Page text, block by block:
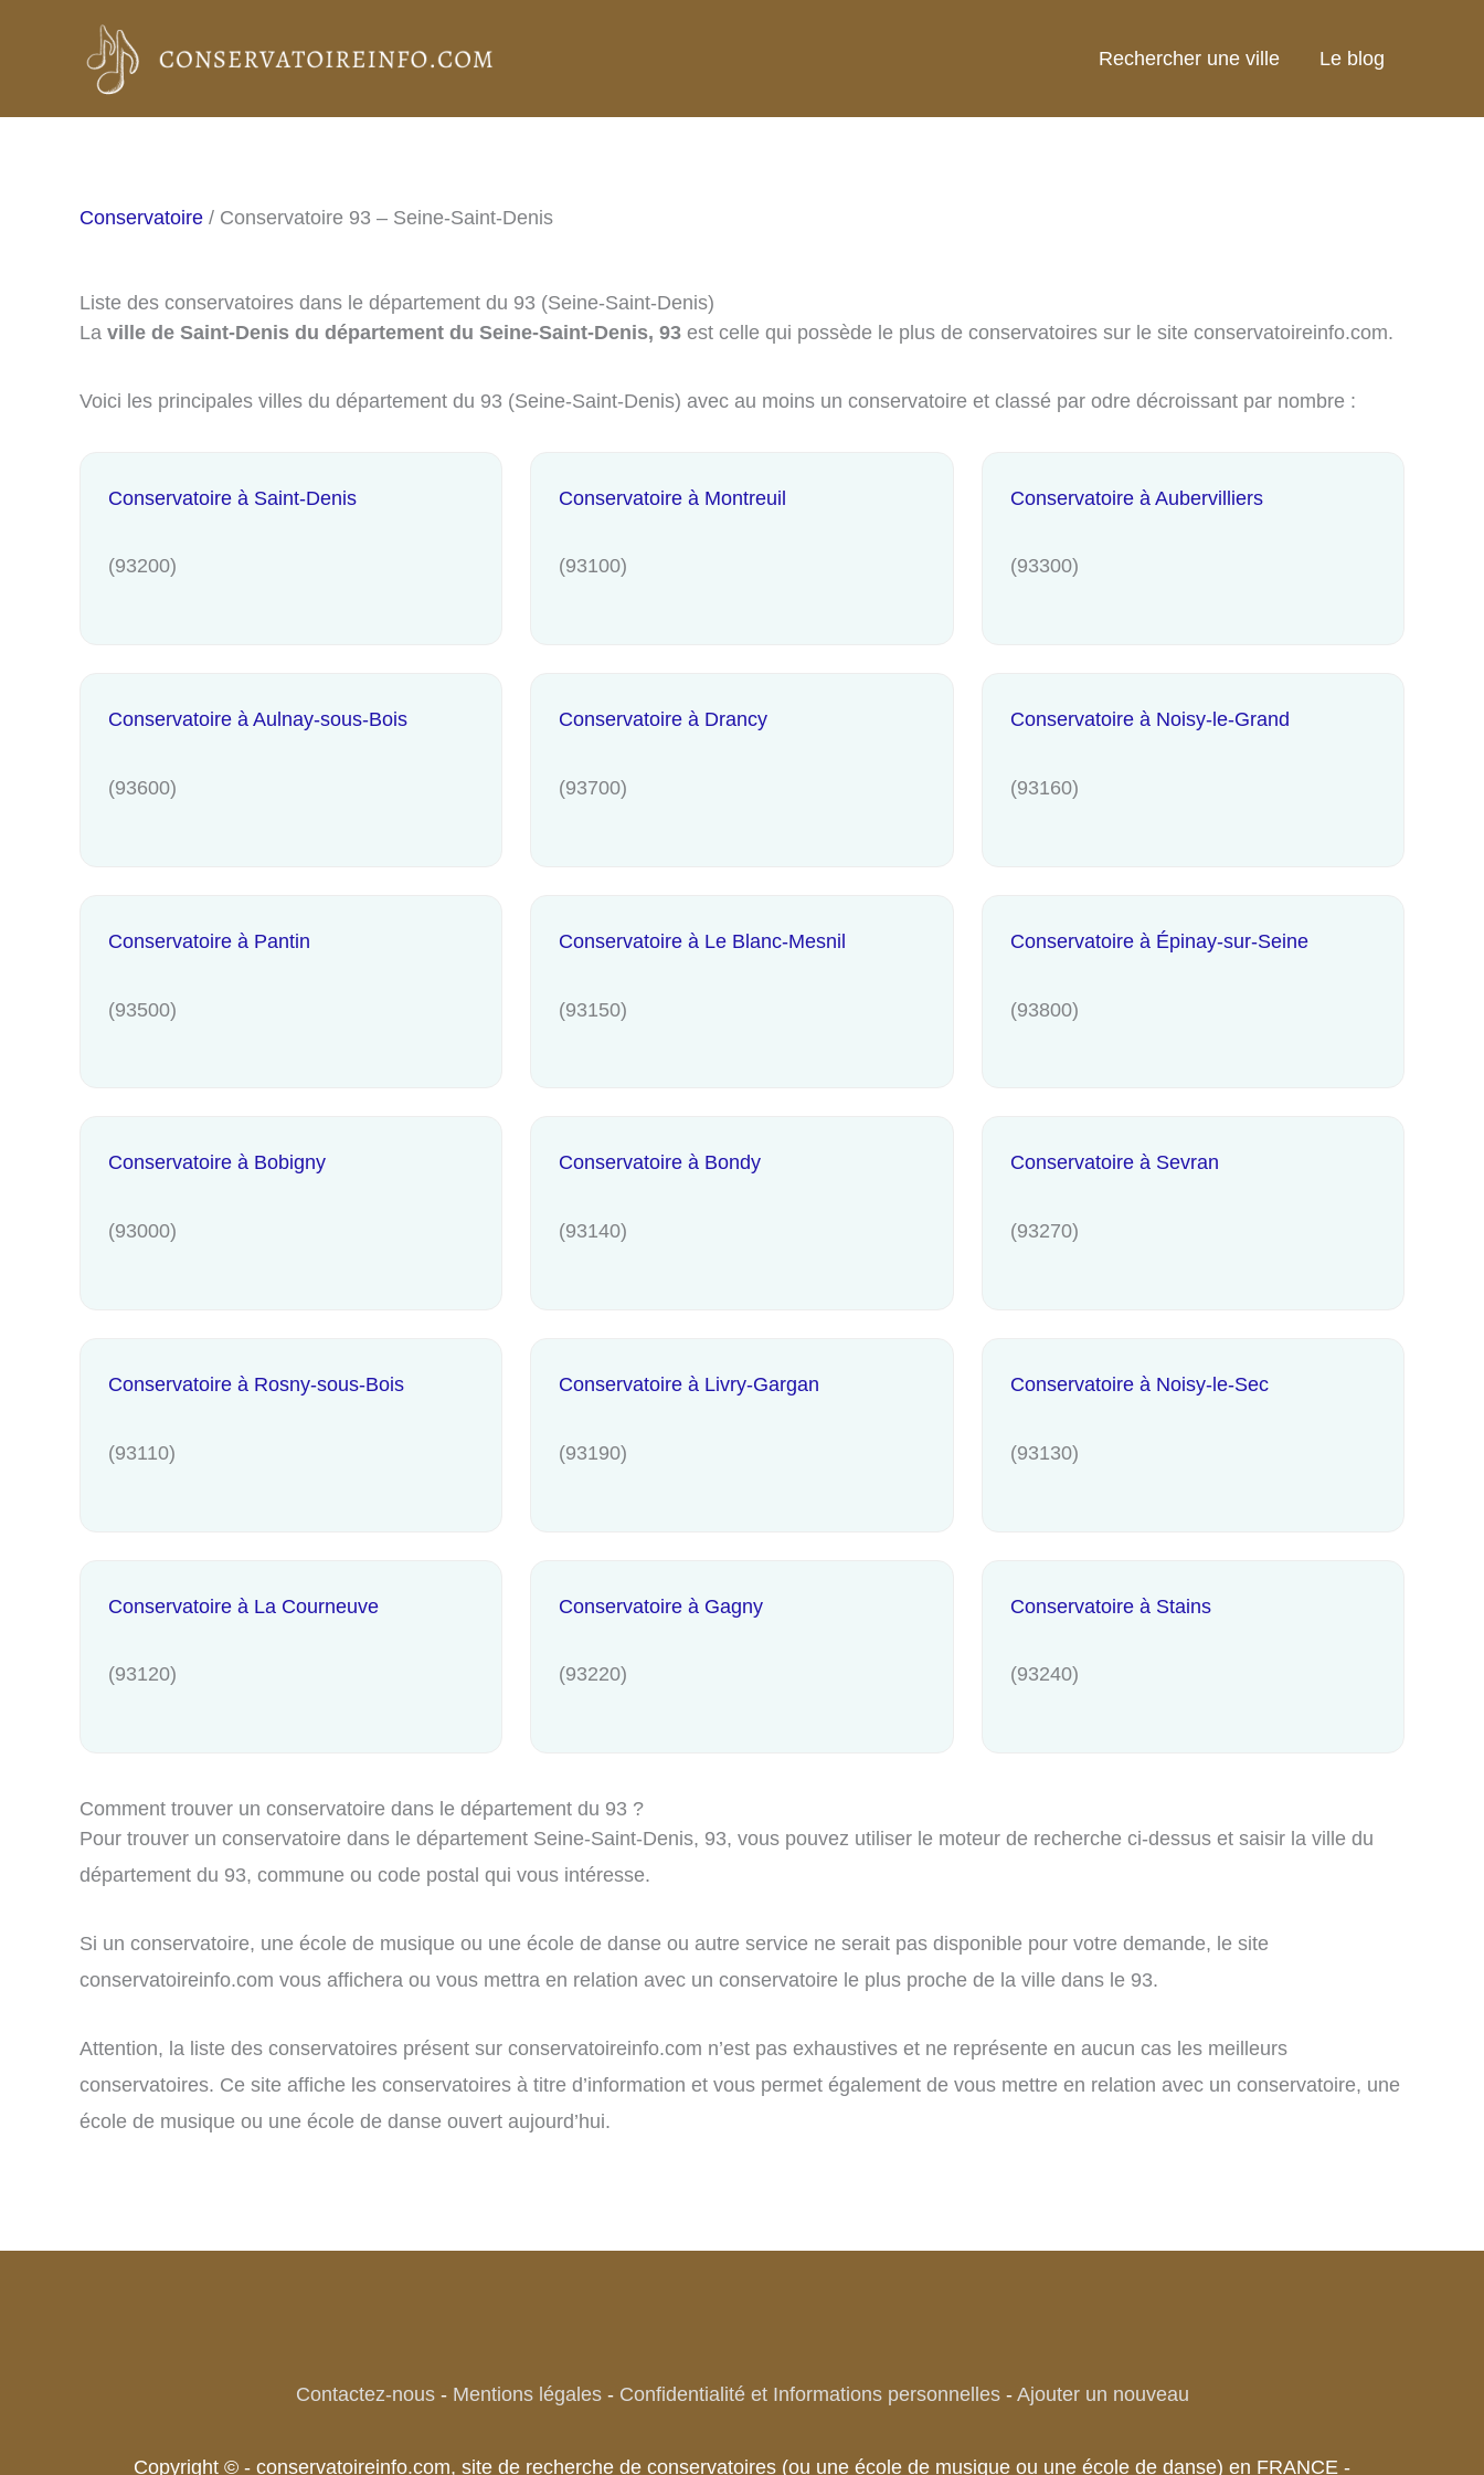
Rechercher une ville Le blog
Conservatoire / Conservatoire 93 – Seine-Saint-Denis
Liste des conservatoires dans le département du 93 (Seine-Saint-Denis)
La ville de Saint-Denis du département du Seine-Saint-Denis, 93 est celle qui possède le plus de conservatoires sur le site conservatoireinfo.com.
Voici les principales villes du département du 93 (Seine-Saint-Denis) avec au moins un conservatoire et classé par odre décroissant par nombre :
Conservatoire à Saint-Denis
(93200)
Conservatoire à Montreuil
(93100)
Conservatoire à Aubervilliers
(93300)
Conservatoire à Aulnay-sous-Bois
(93600)
Conservatoire à Drancy
(93700)
Conservatoire à Noisy-le-Grand
(93160)
Conservatoire à Pantin
(93500)
Conservatoire à Le Blanc-Mesnil
(93150)
Conservatoire à Épinay-sur-Seine
(93800)
Conservatoire à Bobigny
(93000)
Conservatoire à Bondy
(93140)
Conservatoire à Sevran
(93270)
Conservatoire à Rosny-sous-Bois
(93110)
Conservatoire à Livry-Gargan
(93190)
Conservatoire à Noisy-le-Sec
(93130)
Conservatoire à La Courneuve
(93120)
Conservatoire à Gagny
(93220)
Conservatoire à Stains
(93240)
Comment trouver un conservatoire dans le département du 93 ?
Pour trouver un conservatoire dans le département Seine-Saint-Denis, 93, vous pouvez utiliser le moteur de recherche ci-dessus et saisir la ville du
département du 93, commune ou code postal qui vous intéresse.
Si un conservatoire, une école de musique ou une école de danse ou autre service ne serait pas disponible pour votre demande, le site
conservatoireinfo.com vous affichera ou vous mettra en relation avec un conservatoire le plus proche de la ville dans le 93.
Attention, la liste des conservatoires présent sur conservatoireinfo.com n’est pas exhaustives et ne représente en aucun cas les meilleurs
conservatoires. Ce site affiche les conservatoires à titre d’information et vous permet également de vous mettre en relation avec un conservatoire, une
école de musique ou une école de danse ouvert aujourd’hui.
Contactez-nous- Mentions légales- Confidentialité et Informations personnelles- Ajouter un nouveau
Copyright © - conservatoireinfo.com, site de recherche de conservatoires (ou une école de musique ou une école de danse) en FRANCE -